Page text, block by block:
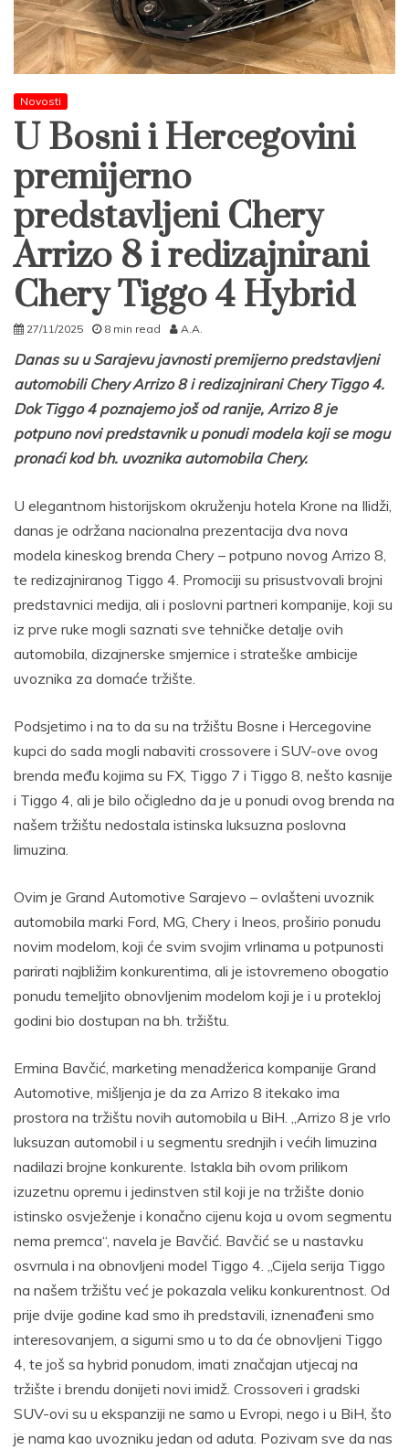
Novosti
U Bosni i Hercegovini
premijerno
predstavljeni Chery
Arrizo 8 i redizajnirani
Chery Tiggo 4 Hybrid
27/11/2025 8 min read A.A.
Danas su u Sarajevu javnosti premijerno predstavljeni
automobili Chery Arrizo 8 i redizajnirani Chery Tiggo 4.
Dok Tiggo 4 poznajemo još od ranije, Arrizo 8 je
potpuno novi predstavnik u ponudi modela koji se mogu
pronaći kod bh. uvoznika automobila Chery.
U elegantnom historijskom okruženju hotela Krone na Ilidži,
danas je održana nacionalna prezentacija dva nova
modela kineskog brenda Chery – potpuno novog Arrizo 8,
te redizajniranog Tiggo 4. Promociji su prisustvovali brojni
predstavnici medija, ali i poslovni partneri kompanije, koji su
iz prve ruke mogli saznati sve tehničke detalje ovih
automobila, dizajnerske smjernice i strateške ambicije
uvoznika za domaće tržište.
Podsjetimo i na to da su na tržištu Bosne i Hercegovine
kupci do sada mogli nabaviti crossovere i SUV-ove ovog
brenda među kojima su FX, Tiggo 7 i Tiggo 8, nešto kasnije
i Tiggo 4, ali je bilo očigledno da je u ponudi ovog brenda na
našem tržištu nedostala istinska luksuzna poslovna
limuzina.
Ovim je Grand Automotive Sarajevo – ovlašteni uvoznik
automobila marki Ford, MG, Chery i Ineos, proširio ponudu
novim modelom, koji će svim svojim vrlinama u potpunosti
parirati najbližim konkurentima, ali je istovremeno obogatio
ponudu temeljito obnovljenim modelom koji je i u protekloj
godini bio dostupan na bh. tržištu.
Ermina Bavčić, marketing menadžerica kompanije Grand
Automotive, mišljenja je da za Arrizo 8 itekako ima
prostora na tržištu novih automobila u BiH. „Arrizo 8 je vrlo
luksuzan automobil i u segmentu srednjih i većih limuzina
nadilazi brojne konkurente. Istakla bih ovom prilikom
izuzetnu opremu i jedinstven stil koji je na tržište donio
istinsko osvježenje i konačno cijenu koja u ovom segmentu
nema premca“, navela je Bavčić. Bavčić se u nastavku
osvrnula i na obnovljeni model Tiggo 4. „Cijela serija Tiggo
na našem tržištu već je pokazala veliku konkurentnost. Od
prije dvije godine kad smo ih predstavili, iznenađeni smo
interesovanjem, a sigurni smo u to da će obnovljeni Tiggo
4, te još sa hybrid ponudom, imati značajan utjecaj na
tržište i brendu donijeti novi imidž. Crossoveri i gradski
SUV-ovi su u ekspanziji ne samo u Evropi, nego i u BiH, što
je nama kao uvozniku jedan od aduta. Pozivam sve da nas